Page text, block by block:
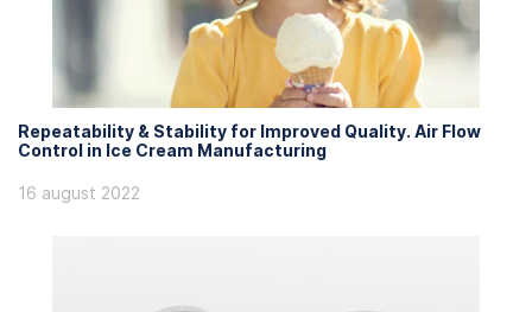
Repeatability & Stability for Improved Quality. Air Flow
Control in Ice Cream Manufacturing
16 august 2022